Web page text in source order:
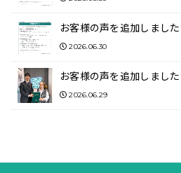
お客様の声を追加しました
2026.06.30
お客様の声を追加しました
2026.06.29